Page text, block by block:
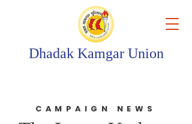
Dhadak Kamgar Union
CAMPAIGN NEWS